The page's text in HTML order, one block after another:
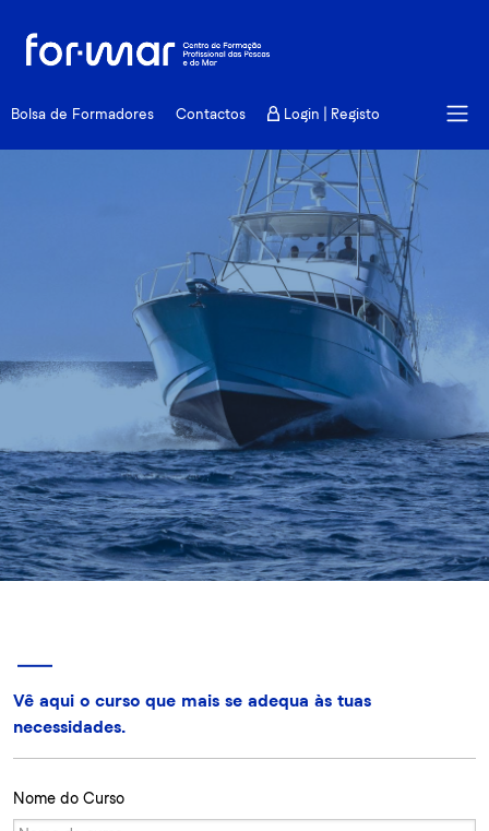
Bolsa de Formadores Contactos Login | Registo
Formação
Vê aqui o curso que mais se adequa às tuas
necessidades.
Nome do Curso